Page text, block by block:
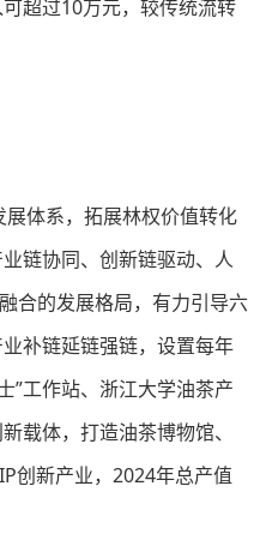
超过10万元，较传统流转
体系，拓展林权价值转化
链协同、创新链驱动、人
合的发展格局，有力引导六
补链延链强链，设置每年
”工作站、浙江大学油茶产
载体，打造油茶博物馆、
创新产业，2024年总产值